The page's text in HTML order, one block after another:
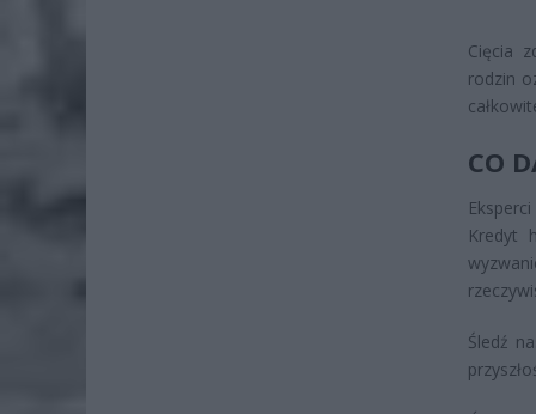
Cięcia
rodzin
CO
Kredyt
Śledź